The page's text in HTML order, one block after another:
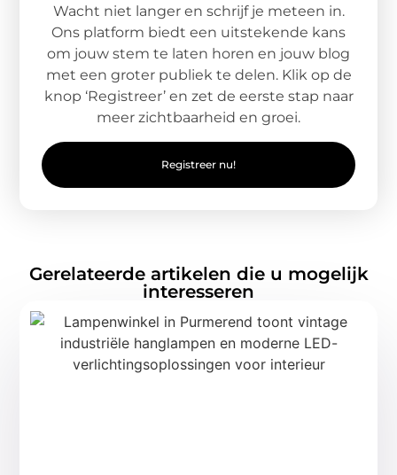
Wacht niet langer en schrijf je meteen in.
Ons platform biedt een uitstekende kans
om jouw stem te laten horen en jouw blog
met een groter publiek te delen. Klik op de
knop ‘Registreer’ en zet de eerste stap naar
meer zichtbaarheid en groei.
Registreer nu!
Gerelateerde artikelen die u mogelijk
interesseren